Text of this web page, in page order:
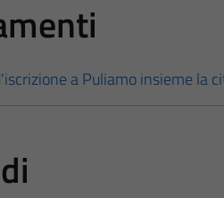
a Puliamo insieme la